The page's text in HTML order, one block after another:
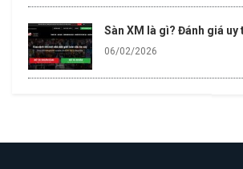
Sàn XM là gì? Đánh giá uy
06/02/2026